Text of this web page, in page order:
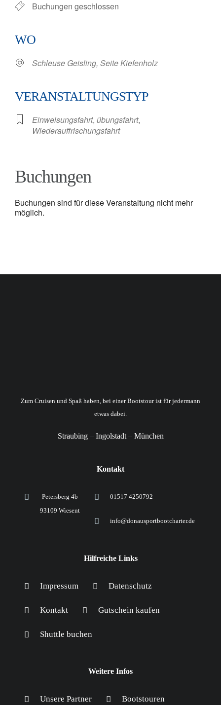
Buchungen geschlossen
WO
Schleuse Geisling, Seite Kiefenholz
VERANSTALTUNGSTYP
Einweisungsfahrt, übungsfahrt,
Wiederauffrischungsfahrt
Buchungen
Buchungen sind für diese Veranstaltung nicht mehr
möglich.
Zum Cruisen und Spaß haben, bei einer Bootstour ist für jedermann
etwas dabei.
Straubing– Ingolstadt– München
Kontakt
Petersberg 4b
93109 Wiesent
01517 4250792
info@donausportbootcharter.de
Hilfreiche Links
Impressum Datenschutz
Kontakt Gutschein kaufen
Shuttle buchen
Weitere Infos
Unsere Partner Bootstouren